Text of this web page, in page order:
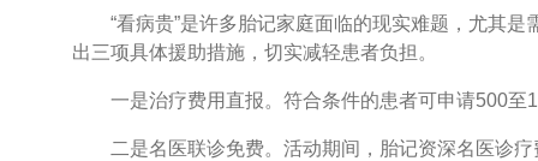
“看病贵”是许多胎记家庭面临的现实难题，尤其是
出三项具体援助措施，切实减轻患者负担。
一是治疗费用直报。符合条件的患者可申请500至
二是名医联诊免费。活动期间，胎记资深名医诊疗